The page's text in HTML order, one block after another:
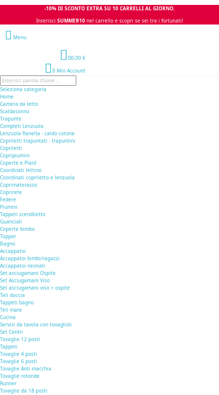
-10% DI SCONTO EXTRA SU 10 CARRELLI AL GIORNO.
Inserisci SUMMER10 nel carrello e scopri se sei tra i fortunati!
Menu
00,00 €
Il Mio Account
Seleziona categoria
Home
Camera da letto
Scaldasonno
Trapunte
Completi Lenzuola
Lenzuola flanella - caldo cotone
Copriletti trapuntati - trapuntini
Copriletti
Copripiumini
Coperte e Plaid
Coordinati lettino
Coordinati copriletto e lenzuola
Coprimaterasso
Coprirete
Federe
Piumini
Tappeti scendiletto
Guanciali
Coperte bimbo
Topper
Bagno
Accappatoi
Accappatoi bimbi/ragazzi
Accappatoi neonati
Set asciugamani Ospite
Set Asciugamani Viso
Set asciugamani viso + ospite
Teli doccia
Tappeti bagno
Teli mare
Cucina
Servizi da tavola con tovaglioli
Set Centri
Tovaglie 12 posti
Tappeti
Tovaglie 4 posti
Tovaglie 6 posti
Tovaglie Anti macchia
Tovaglie rotonde
Runner
Tovaglie da 18 posti